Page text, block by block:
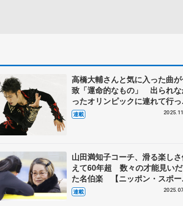
高橋大輔さんと気に入った曲
致「運命的なもの」 出られな
ったオリンピックに連れて行
もらった 鈴木明子さんのSP
振り付け「演技中は泣いてい
連載
山田満知子コーチ、滑る楽し
えて60年超 数々の才能見い
た名伯楽 【ニッポン・スポー
人の肖像】
連載